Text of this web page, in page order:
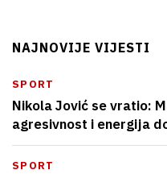
NAJNOVIJE VIJESTI
SPORT
Nikola Jović se vratio:
agresivnost i energija
SPORT